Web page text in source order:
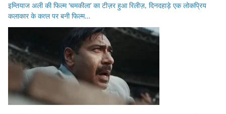
इम्तियाज अली की फिल्म ‘चमकीला’ का टीज़र हुआ रिलीज़, दिनदहाड़े एक लोकप्रिय
कलाकार के कत्ल पर बनी फिल्म…